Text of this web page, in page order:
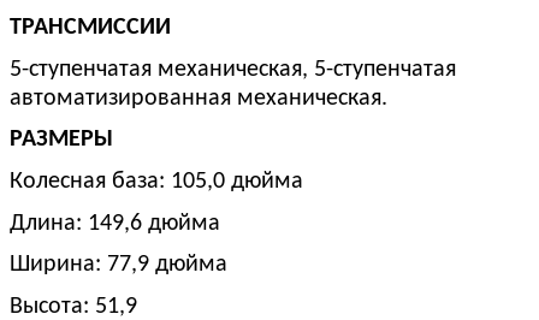
ТРАНСМИССИИ
5-ступенчатая механическая, 5-ступенчатая
автоматизированная механическая.
РАЗМЕРЫ
Колесная база: 105,0 дюйма
Длина: 149,6 дюйма
Ширина: 77,9 дюйма
Высота: 51,9